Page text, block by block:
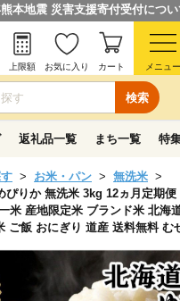
本地震 災害支援寄付受付につい
検索
上限額 お気に入り カート メニュー
返礼品一覧 まち一覧 特
お米・パン
無洗米
ぴりか 無洗米 3kg 12ヵ月定期便
米 産地限定米 ブランド米 北海
ご飯 おにぎり 道産 送料無料 む